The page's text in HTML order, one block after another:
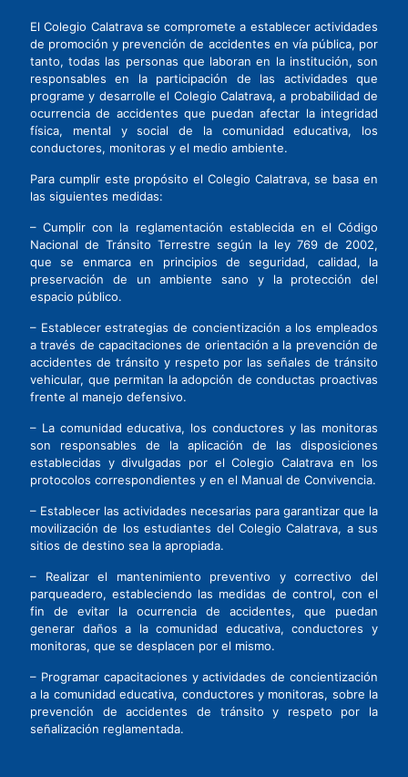
El Colegio Calatrava se compromete a establecer actividades
de promoción y prevención de accidentes en vía pública, por
tanto, todas las personas que laboran en la institución, son
responsables en la participación de las actividades que
programe y desarrolle el Colegio Calatrava, a probabilidad de
ocurrencia de accidentes que puedan afectar la integridad
física, mental y social de la comunidad educativa, los
conductores, monitoras y el medio ambiente.
Para cumplir este propósito el Colegio Calatrava, se basa en
las siguientes medidas:
– Cumplir con la reglamentación establecida en el Código
Nacional de Tránsito Terrestre según la ley 769 de 2002,
que se enmarca en principios de seguridad, calidad, la
preservación de un ambiente sano y la protección del
espacio público.
– Establecer estrategias de concientización a los empleados
a través de capacitaciones de orientación a la prevención de
accidentes de tránsito y respeto por las señales de tránsito
vehicular, que permitan la adopción de conductas proactivas
frente al manejo defensivo.
– La comunidad educativa, los conductores y las monitoras
son responsables de la aplicación de las disposiciones
establecidas y divulgadas por el Colegio Calatrava en los
protocolos correspondientes y en el Manual de Convivencia.
– Establecer las actividades necesarias para garantizar que la
movilización de los estudiantes del Colegio Calatrava, a sus
sitios de destino sea la apropiada.
– Realizar el mantenimiento preventivo y correctivo del
parqueadero, estableciendo las medidas de control, con el
fin de evitar la ocurrencia de accidentes, que puedan
generar daños a la comunidad educativa, conductores y
monitoras, que se desplacen por el mismo.
– Programar capacitaciones y actividades de concientización
a la comunidad educativa, conductores y monitoras, sobre la
prevención de accidentes de tránsito y respeto por la
señalización reglamentada.